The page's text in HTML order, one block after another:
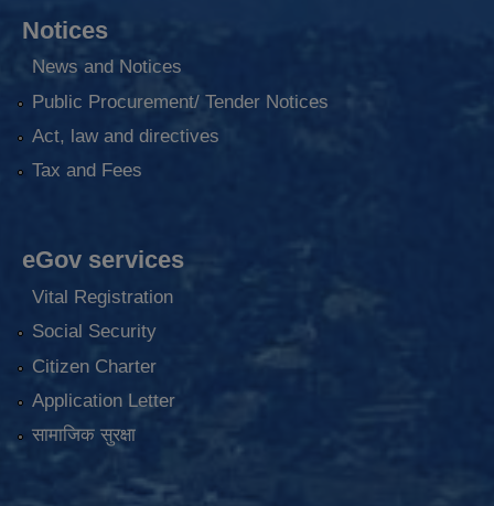
Notices
News and Notices
Public Procurement/ Tender Notices
Act, law and directives
Tax and Fees
eGov services
Vital Registration
Social Security
Citizen Charter
Application Letter
सामाजिक सुरक्षा